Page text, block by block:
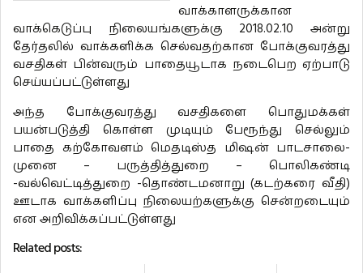
வாக்காளருக்கான
வாக்கெடுப்பு நிலையங்களுக்கு 2018.02.10 அன்று
தேர்தலில் வாக்களிக்க செல்வதற்கான போக்குவரத்து
வசதிகள் பின்வரும் பாதையூடாக நடைபெற ஏற்பாடு
செய்யப்பட்டுள்ளது
அந்த போக்குவரத்து வசதிகளை பொதுமக்கள்
பயன்படுத்தி கொள்ள முடியும் பேரூந்து செல்லும்
பாதை கற்கோவளம் மெதடிஸ்த மிஷன் பாடசாலை-
முனை – பருத்தித்துறை – பொலிகண்டி
-வல்வெட்டித்துறை -தொண்டமனாறு (கடற்கரை வீதி)
ஊடாக வாக்களிப்பு நிலையற்களுக்கு சென்றடையும்
என அறிவிக்கப்பட்டுள்ளது
Related posts: